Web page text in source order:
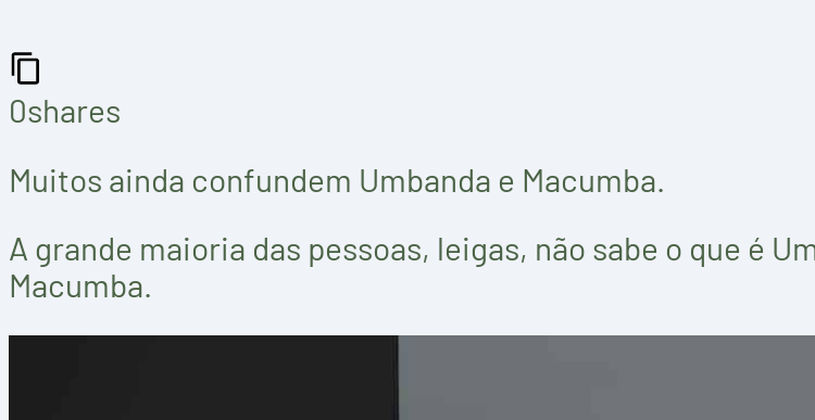
0shares
Muitos ainda confundem Umbanda e Macumba.
A grande maioria das pessoas, leigas, não sabe o que é
Macumba.